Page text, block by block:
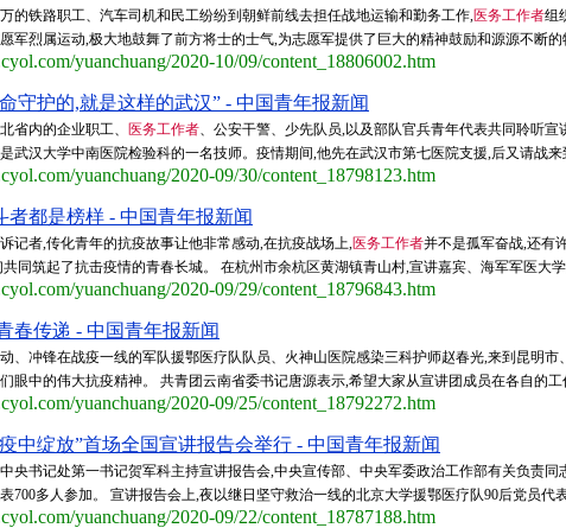
的铁路职工、汽车司机和民工纷纷到朝鲜前线去担任战地运输和勤务工作,医务工作者组
军烈属运动,极大地鼓舞了前方将士的士气,为志愿军提供了巨大的精神鼓励和源源不断
yuanchuang/2020-10/09/content_18806002.htm
守护的,就是这样的武汉” - 中国青年报新闻
省内的企业职工、 医务工作者、公安干警、少先队员,以及部队官兵青年代表共同聆听宣
武汉大学中南医院检验科的一名技师。疫情期间,他先在武汉市第七医院支援,后又请战
yuanchuang/2020-09/30/content_18798123.htm
者都是榜样 - 中国青年报新闻
记者,传化青年的抗疫故事让他非常感动,在抗疫战场上,医务工作者并不是孤军奋战,还有
同筑起了抗击疫情的青春长城。 在杭州市余杭区黄湖镇青山村,宣讲嘉宾、海军军医大
yuanchuang/2020-09/29/content_18796843.htm
春传递 - 中国青年报新闻
、冲锋在战疫一线的军队援鄂医疗队队员、火神山医院感染三科护师赵春光,来到昆明市
眼中的伟大抗疫精神。 共青团云南省委书记唐源表示,希望大家从宣讲团成员在各自的
yuanchuang/2020-09/25/content_18792272.htm
中绽放”首场全国宣讲报告会举行 - 中国青年报新闻
央书记处第一书记贺军科主持宣讲报告会,中央宣传部、中央军委政治工作部有关负责同
700多人参加。 宣讲报告会上,夜以继日坚守救治一线的北京大学援鄂医疗队90后党员代
yuanchuang/2020-09/22/content_18787188.htm